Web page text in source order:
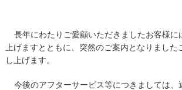
長年にわたりご愛顧いただきましたお客様に
上げますとともに、突然のご案内となりました
し上げます。
今後のアフターサービス等につきましては、